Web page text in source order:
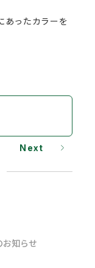
あったカラーを
Next
お知らせ